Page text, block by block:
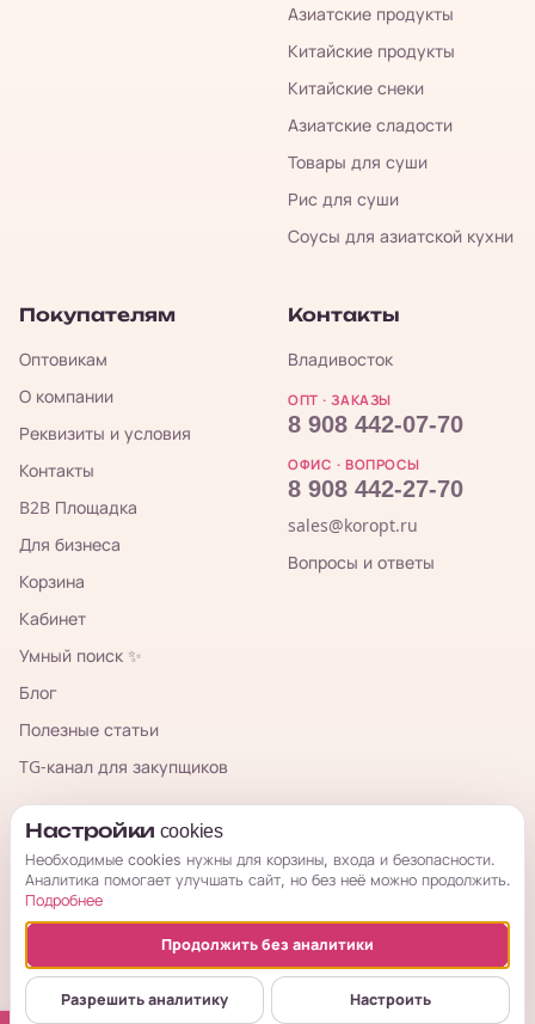
Азиатские продукты
Китайские продукты
Китайские снеки
Азиатские сладости
Товары для суши
Рис для суши
Соусы для азиатской кухни
Покупателям
Оптовикам
О компании
Реквизиты и условия
Контакты
B2B Площадка
Для бизнеса
Корзина
Кабинет
Умный поиск ✨
Блог
Полезные статьи
TG-канал для закупщиков
Контакты
Владивосток
ОПТ · ЗАКАЗЫ
8 908 442-07-70
ОФИС · ВОПРОСЫ
8 908 442-27-70
sales@koropt.ru
Вопросы и ответы
КорОпт
© 2026 КорОпт. Корейские и китайские товары из Владивостока.
ИП Галицкая Мария Сергеевна · ИНН 253909697776 · ОГРНИП
314254321800034
Настройки cookies
Необходимые cookies нужны для корзины, входа и безопасности.
Аналитика помогает улучшать сайт, но без неё можно продолжить.
Подробнее
Продолжить без аналитики
Разрешить аналитику Настроить